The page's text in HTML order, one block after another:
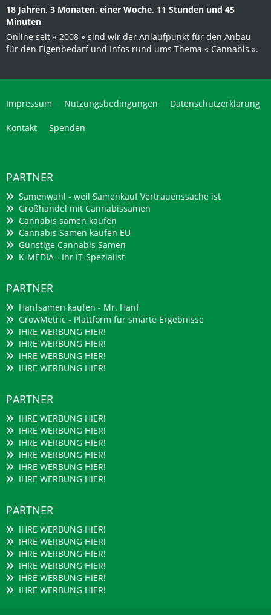
18 Jahren, 3 Monaten, einer Woche, 11 Stunden und 45
Minuten
Online seit « 2008 » sind wir der Anlaufpunkt für den Anbau
für den Eigenbedarf und Infos rund ums Thema « Cannabis ».
Impressum Nutzungsbedingungen Datenschutzerklärung
Kontakt Spenden
PARTNER
Samenwahl - weil Samenkauf Vertrauenssache ist
Großhandel mit Cannabissamen
Cannabis samen kaufen
Cannabis Samen kaufen EU
Günstige Cannabis Samen
K-MEDIA - Ihr IT-Spezialist
PARTNER
Hanfsamen kaufen - Mr. Hanf
GrowMetric - Plattform für smarte Ergebnisse
IHRE WERBUNG HIER!
IHRE WERBUNG HIER!
IHRE WERBUNG HIER!
IHRE WERBUNG HIER!
PARTNER
IHRE WERBUNG HIER!
IHRE WERBUNG HIER!
IHRE WERBUNG HIER!
IHRE WERBUNG HIER!
IHRE WERBUNG HIER!
IHRE WERBUNG HIER!
PARTNER
IHRE WERBUNG HIER!
IHRE WERBUNG HIER!
IHRE WERBUNG HIER!
IHRE WERBUNG HIER!
IHRE WERBUNG HIER!
IHRE WERBUNG HIER!